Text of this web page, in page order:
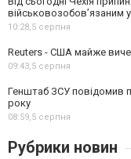
військовозобов’язаним
10:28,5 серпня
Reuters - США майже
09:43,5 серпня
Генштаб ЗСУ повідомив
року
08:59,5 серпня
Рубрики новин